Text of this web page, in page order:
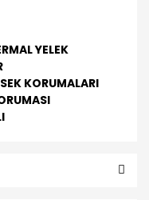
YELEK
KORUMALARI